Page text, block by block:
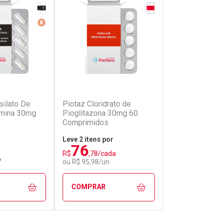
De
30mg
Tarja Preta
Medicamento De Referência
Piotaz Cloridrato de
Pioglitazona 30mg 60
Comprimidos
Tarja Vermelha
Leve 2 itens por
R$76,78/cada
ou R$ 95,98/un
COMPRAR